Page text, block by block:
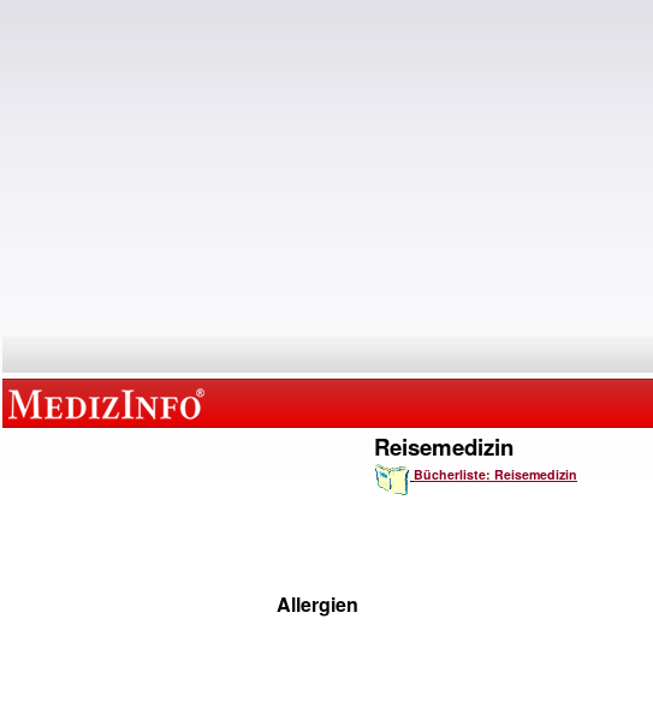
Reisemedizin
Bücherliste: Reisemedizin
Allergien